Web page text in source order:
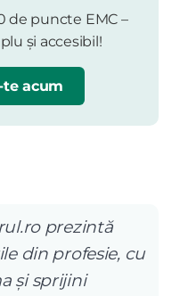
de puncte EMC –
și accesibil!
te acum
prezintă
din profesie, cu
și sprijini